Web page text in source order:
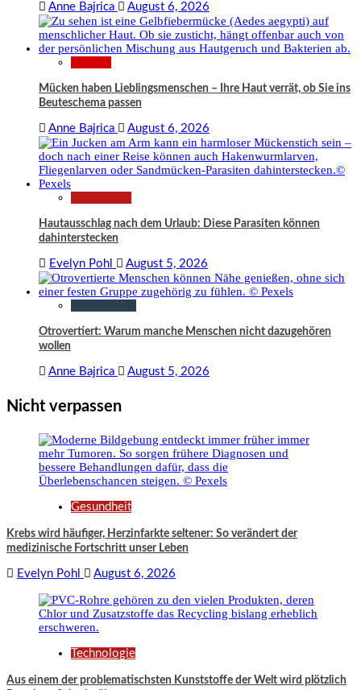
Anne Bajrica August 6, 2026
Mücken haben Lieblingsmenschen – Ihre Haut verrät, ob Sie ins
Beuteschema passen
Anne Bajrica August 6, 2026
Hautausschlag nach dem Urlaub: Diese Parasiten können
dahinterstecken
Evelyn Pohl August 5, 2026
Otrovertiert: Warum manche Menschen nicht dazugehören
wollen
Anne Bajrica August 5, 2026
Nicht verpassen
Gesundheit
Krebs wird häufiger, Herzinfarkte seltener: So verändert der
medizinische Fortschritt unser Leben
Evelyn Pohl August 6, 2026
Technologie
Aus einem der problematischsten Kunststoffe der Welt wird plötzlich